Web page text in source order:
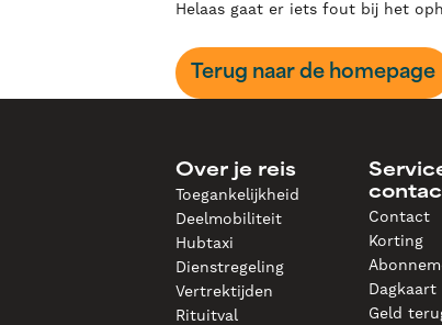
Helaas gaat er iets fout bij het
Terug naar de homepage
Over je reis
Toegankelijkheid
Deelmobiliteit
Hubtaxi
Dienstregeling
Vertrektijden
Rituitval
Contact
Korting
Dagkaart
Geld